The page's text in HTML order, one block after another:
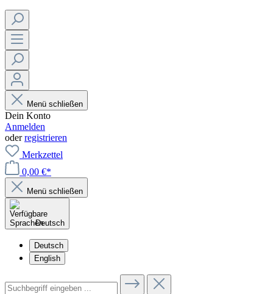
Menü schließen
Dein Konto
Anmelden
oderregistrieren
Merkzettel
0,00 €*
Menü schließen
Deutsch
Deutsch
English